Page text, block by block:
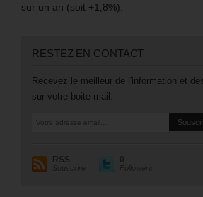
sur un an (soit +1,8%).
RESTEZ EN CONTACT
Recevez le meilleur de l'information et
sur votre boite mail.
RSS
Souscrire
0
Followers